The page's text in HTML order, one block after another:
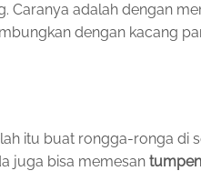
Caranya adalah dengan
dengan kacang
itu buat rongga-ronga di
juga bisa memesan